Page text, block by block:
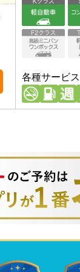
各種サービス